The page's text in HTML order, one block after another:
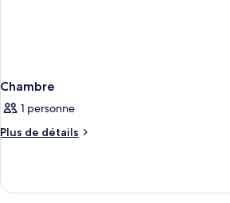
Chambre
1 personne
Plus de détails
Plus
le